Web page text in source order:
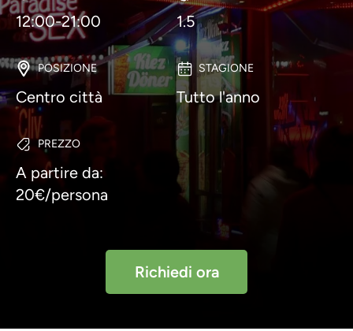
12:00-21:00 1.5
POSIZIONE
Centro città
STAGIONE
Tutto l'anno
PREZZO
A partire da:
20€/persona
Richiedi ora